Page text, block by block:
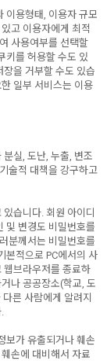
이용형태, 이용자 규모
고 이용자에게 최적
사용여부를 선택할
키를 허용할 수도 있
을 거부할 수도 있습
일부 서비스는 이용
실, 도난, 누출, 변조
술적 대책을 강구하고
습니다. 회원 아이디
및 변경도 비밀번호를
분께서는 비밀번호를
본적으로 PC에서의 사
웹브라우저를 종료하
나 공공장소(학교, 도
른 사람에게 알려지
보가 유출되거나 훼손
손에 대비해서 자료